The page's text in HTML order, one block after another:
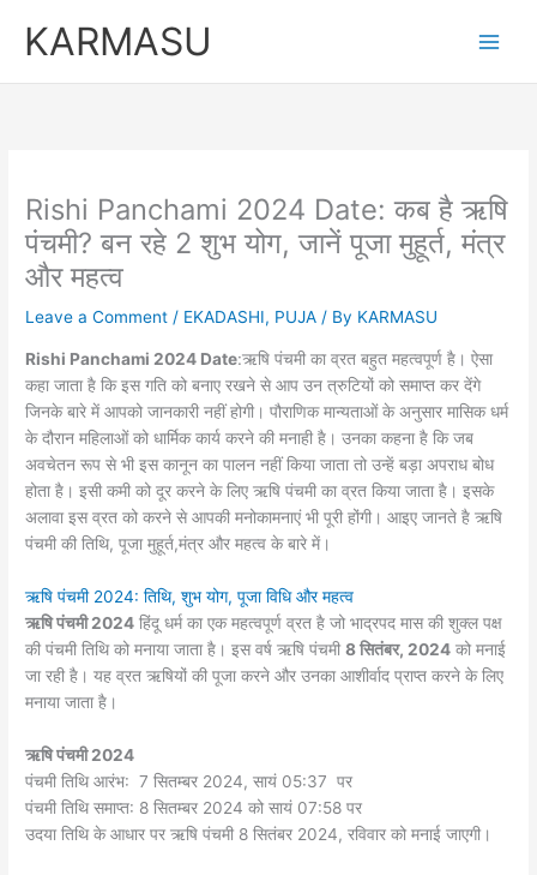
KARMASU
Rishi Panchami 2024 Date: कब है ऋषि
पंचमी? बन रहे 2 शुभ योग, जानें पूजा मुहूर्त, मंत्र
और महत्व
Leave a Comment / EKADASHI, PUJA / By KARMASU
Rishi Panchami 2024 Date:ऋषि पंचमी का व्रत बहुत महत्वपूर्ण है। ऐसा
कहा जाता है कि इस गति को बनाए रखने से आप उन त्रुटियों को समाप्त कर देंगे
जिनके बारे में आपको जानकारी नहीं होगी। पौराणिक मान्यताओं के अनुसार मासिक धर्म
के दौरान महिलाओं को धार्मिक कार्य करने की मनाही है। उनका कहना है कि जब
अवचेतन रूप से भी इस कानून का पालन नहीं किया जाता तो उन्हें बड़ा अपराध बोध
होता है। इसी कमी को दूर करने के लिए ऋषि पंचमी का व्रत किया जाता है। इसके
अलावा इस व्रत को करने से आपकी मनोकामनाएं भी पूरी होंगी। आइए जानते है ऋषि
पंचमी की तिथि, पूजा मुहूर्त,मंत्र और महत्व के बारे में।
ऋषि पंचमी 2024: तिथि, शुभ योग, पूजा विधि और महत्व
ऋषि पंचमी 2024 हिंदू धर्म का एक महत्वपूर्ण व्रत है जो भाद्रपद मास की शुक्ल पक्ष
की पंचमी तिथि को मनाया जाता है। इस वर्ष ऋषि पंचमी8 सितंबर, 2024 को मनाई
जा रही है। यह व्रत ऋषियों की पूजा करने और उनका आशीर्वाद प्राप्त करने के लिए
मनाया जाता है।
ऋषि पंचमी 2024
पंचमी तिथि आरंभ: 7 सितम्बर 2024, सायं 05:37 पर
पंचमी तिथि समाप्त: 8 सितम्बर 2024 को सायं 07:58 पर
उदया तिथि के आधार पर ऋषि पंचमी 8 सितंबर 2024, रविवार को मनाई जाएगी।